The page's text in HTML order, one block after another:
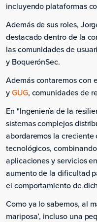
incluyendo plataformas
Además de sus roles,
destacado dentro de la
las comunidades de
y BoquerónSec.
Además contaremos con
yGUG, comunidades de
En "Ingeniería de la
sistemas complejos
abordaremos la
tecnológicos,
aplicaciones y servicios
aumento de la dificultad
el comportamiento de
Como ya lo sabemos, al
mariposa’, incluso una